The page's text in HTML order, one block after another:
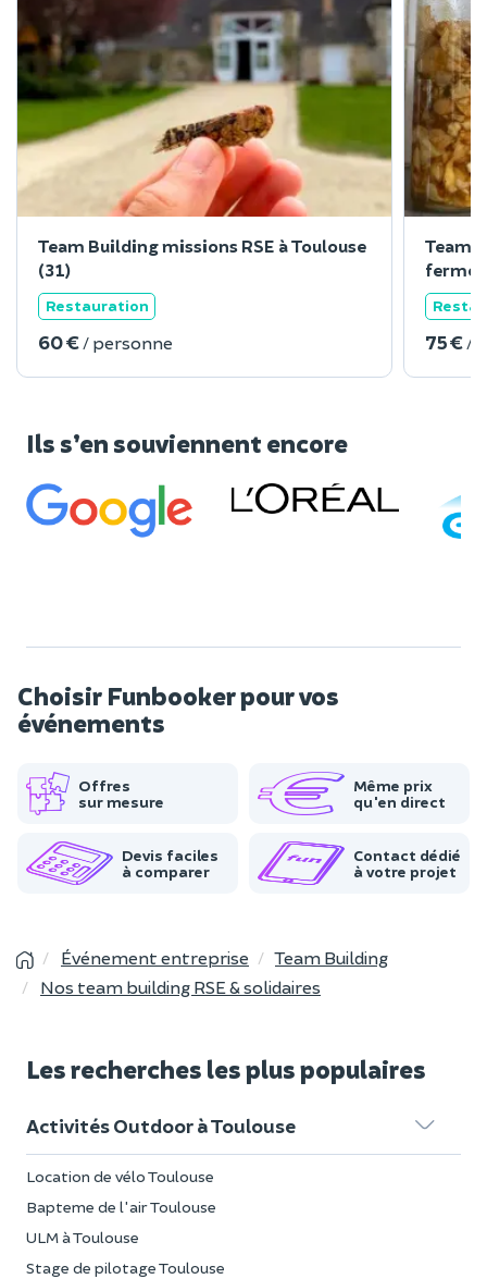
Team Building missions RSE à Toulouse
(31)
Restauration
60 € / personne
Team
75 € /
Ils s’en souviennent encore
Choisir Funbooker pour vos
événements
Offres
sur mesure
Même prix
qu'en direct
Devis faciles
à comparer
Contact dédié
à votre projet
Événement entreprise
Team Building
Nos team building RSE & solidaires
Les recherches les plus populaires
Activités Outdoor à Toulouse
Location de vélo Toulouse
Bapteme de l'air Toulouse
ULM à Toulouse
Stage de pilotage Toulouse